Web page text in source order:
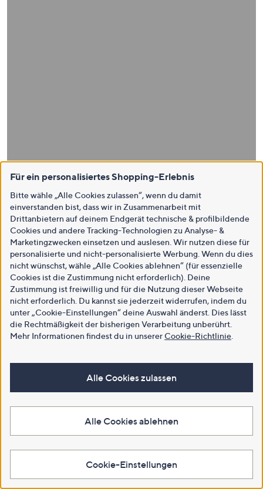
Für ein personalisiertes Shopping-Erlebnis
Bitte wähle „Alle Cookies zulassen“, wenn du damit
einverstanden bist, dass wir in Zusammenarbeit mit
Drittanbietern auf deinem Endgerät technische & profilbildende
Cookies und andere Tracking-Technologien zu Analyse- &
Marketingzwecken einsetzen und auslesen. Wir nutzen diese für
personalisierte und nicht-personalisierte Werbung. Wenn du dies
nicht wünschst, wähle „Alle Cookies ablehnen“ (für essenzielle
Cookies ist die Zustimmung nicht erforderlich). Deine
Zustimmung ist freiwillig und für die Nutzung dieser Webseite
nicht erforderlich. Du kannst sie jederzeit widerrufen, indem du
unter „Cookie-Einstellungen“ deine Auswahl änderst. Dies lässt
die Rechtmäßigkeit der bisherigen Verarbeitung unberührt.
Mehr Informationen findest du in unsererCookie-Richtlinie
Alle Cookies zulassen
Alle Cookies ablehnen
Cookie-Einstellungen